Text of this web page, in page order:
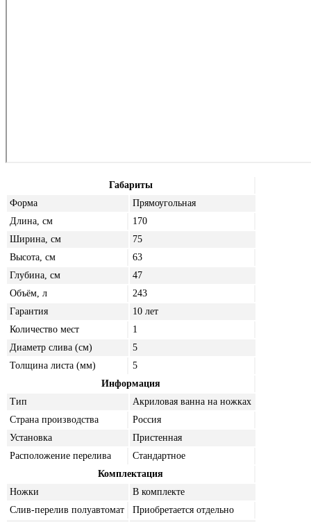
Габариты
Форма
Прямоугольная
Длина, см
170
Ширина, см
75
Высота, см
63
Глубина, см
47
Объём, л
243
Гарантия
10 лет
Количество мест
1
Диаметр слива (см)
5
Толщина листа (мм)
5
Информация
Тип
Акриловая ванна на ножках
Страна производства
Россия
Установка
Пристенная
Расположение перелива
Стандартное
Комплектация
Ножки
В комплекте
Слив-перелив полуавтомат
Приобретается отдельно